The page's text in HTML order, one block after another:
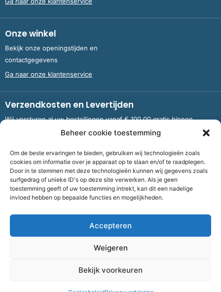
Beheer cookie toestemming
Om de beste ervaringen te bieden, gebruiken wij technologieën zoals
cookies om informatie over je apparaat op te slaan en/of te raadplegen.
Door in te stemmen met deze technologieën kunnen wij gegevens zoals
surfgedrag of unieke ID's op deze site verwerken. Als je geen
toestemming geeft of uw toestemming intrekt, kan dit een nadelige
invloed hebben op bepaalde functies en mogelijkheden.
Accepteren
Weigeren
Bekijk voorkeuren
Onze winkel
Bekijk onze openingstijden en
contactgegevens
Ga naar onze klantenservice
Verzendkosten en Levertijden
Wij versturen al uw bestellingen vanaf € 100,00 gratis binnen
Nederland en België.
Meer informatie over verzendkosten en levertijden
Bank NL09 RABO 0326 5083 92 ten name van Stichting OddFellows
Fiscaalnummer
Cookies| Privacy
I
T